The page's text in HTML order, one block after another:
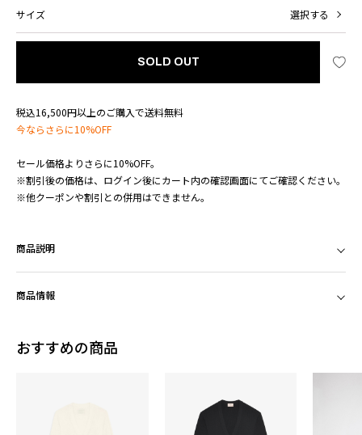
サイズ 選択する
SOLD OUT
税込16,500円以上のご購入で送料無料
今ならさらに10%OFF
セール価格よりさらに10%OFF。
※割引後の価格は、ログイン後にカート内の確認画面にてご確認ください。
※他クーポンや割引との併用はできません。
商品説明
商品情報
おすすめの商品